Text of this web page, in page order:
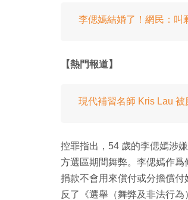
李偲嫣結婚了！網民：叫
【熱門報道】
現代補習名師 Kris Lau
控罪指出，54 歲的李偲嫣涉
方選區期間舞弊。李偲嫣作
捐款不會用來償付或分擔償
反了《選舉（舞弊及非法行為